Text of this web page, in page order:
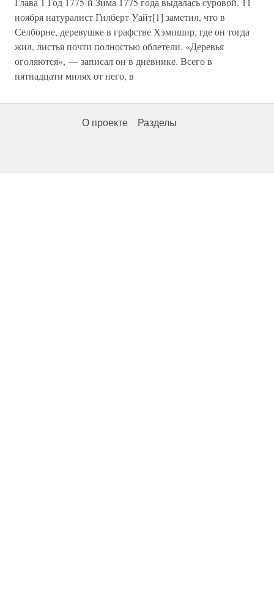
ноября натуралист Гилберт Уайт[1] заметил, что в
Селборне, деревушке в графстве Хэмпшир, где он тогда
жил, листья почти полностью облетели. «Деревья
оголяются», — записал он в дневнике. Всего в
пятнадцати милях от него, в
О проекте Разделы